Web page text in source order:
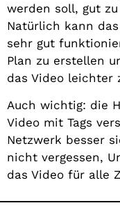
werden soll, gut
Natürlich kann
sehr gut
Plan zu erstellen
das Video leichter
Auch wichtig: die
Video mit Tags
Netzwerk besser
nicht vergessen,
das Video für alle